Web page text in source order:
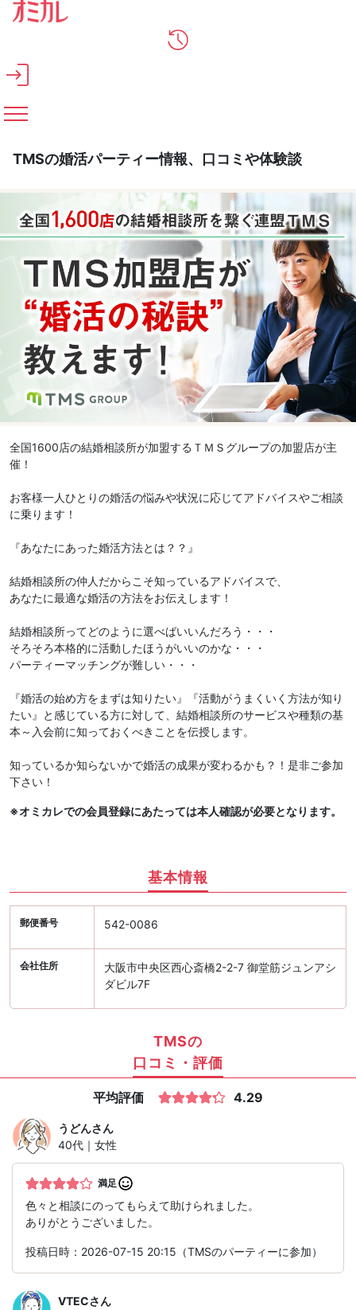
メインコンテンツへスキップ
TMSの婚活パーティー情報、口コミや体験談
全国1600店の結婚相談所が加盟するＴＭＳグループの加盟店が主
催！
お客様一人ひとりの婚活の悩みや状況に応じてアドバイスやご相談
に乗ります！
『あなたにあった婚活方法とは？？』
結婚相談所の仲人だからこそ知っているアドバイスで、
あなたに最適な婚活の方法をお伝えします！
結婚相談所ってどのように選べばいいんだろう・・・
そろそろ本格的に活動したほうがいいのかな・・・
パーティーマッチングが難しい・・・
『婚活の始め方をまずは知りたい』『活動がうまくいく方法が知り
たい』と感じている方に対して、結婚相談所のサービスや種類の基
本～入会前に知っておくべきことを伝授します。
知っているか知らないかで婚活の成果が変わるかも？！是非ご参加
下さい！
※オミカレでの会員登録にあたっては本人確認が必要となります。
基本情報
郵便番号 542-0086
会社住所
大阪市中央区西心斎橋2-2-7 御堂筋ジュンアシ
ダビル7F
TMSの
口コミ・評価
平均評価 4.29
うどんさん
40代｜女性
満足
色々と相談にのってもらえて助けられました。
ありがとうございました。
投稿日時：2026-07-15 20:15（TMSのパーティーに参加）
VTECさん